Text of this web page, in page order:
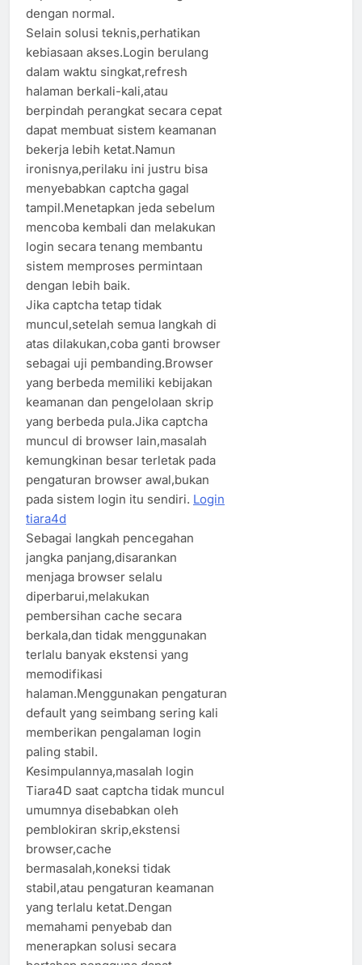
dengan normal.
Selain solusi teknis,perhatikan
kebiasaan akses.Login berulang
dalam waktu singkat,refresh
halaman berkali-kali,atau
berpindah perangkat secara cepat
dapat membuat sistem keamanan
bekerja lebih ketat.Namun
ironisnya,perilaku ini justru bisa
menyebabkan captcha gagal
tampil.Menetapkan jeda sebelum
mencoba kembali dan melakukan
login secara tenang membantu
sistem memproses permintaan
dengan lebih baik.
Jika captcha tetap tidak
muncul,setelah semua langkah di
atas dilakukan,coba ganti browser
sebagai uji pembanding.Browser
yang berbeda memiliki kebijakan
keamanan dan pengelolaan skrip
yang berbeda pula.Jika captcha
muncul di browser lain,masalah
kemungkinan besar terletak pada
pengaturan browser awal,bukan
pada sistem login itu sendiri. Login
tiara4d
Sebagai langkah pencegahan
jangka panjang,disarankan
menjaga browser selalu
diperbarui,melakukan
pembersihan cache secara
berkala,dan tidak menggunakan
terlalu banyak ekstensi yang
memodifikasi
halaman.Menggunakan pengaturan
default yang seimbang sering kali
memberikan pengalaman login
paling stabil.
Kesimpulannya,masalah login
Tiara4D saat captcha tidak muncul
umumnya disebabkan oleh
pemblokiran skrip,ekstensi
browser,cache
bermasalah,koneksi tidak
stabil,atau pengaturan keamanan
yang terlalu ketat.Dengan
memahami penyebab dan
menerapkan solusi secara